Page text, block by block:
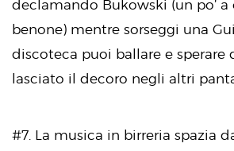
declamando Bukowski (un po’ a
benone) mentre sorseggi una
discoteca puoi ballare e sperare
lasciato il decoro negli altri
#7. La musica in birreria spazia